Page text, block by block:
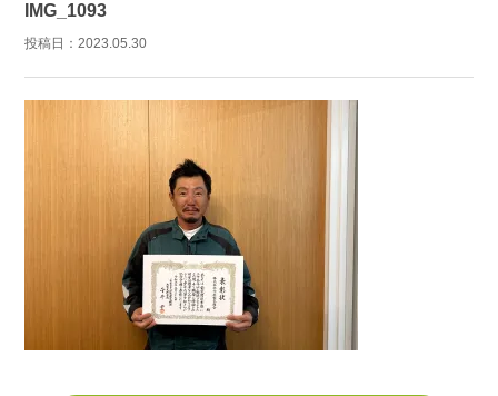
IMG_1093
投稿日：2023.05.30